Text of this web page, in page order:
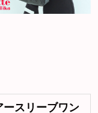
スリーブワン